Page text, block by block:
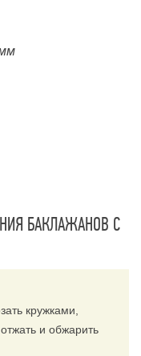
БАКЛАЖАНОВ С
кружками,
и обжарить